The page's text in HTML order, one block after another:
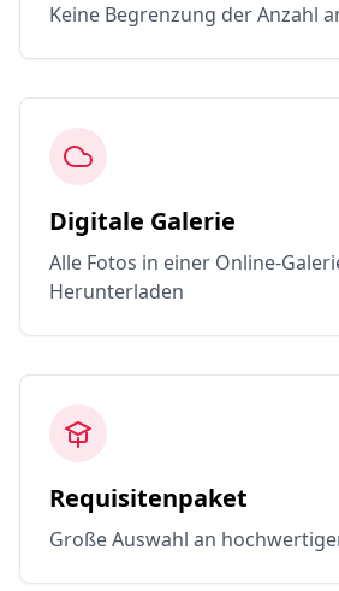
Keine Begrenzung der Anzahl
Digitale Galerie
Alle Fotos in einer Online-
Herunterladen
Requisitenpaket
Große Auswahl an